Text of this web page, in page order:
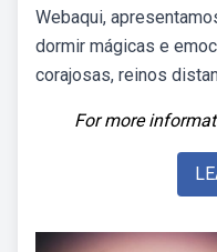
Webaqui,
dormir mágicas e
corajosas, reinos
For more